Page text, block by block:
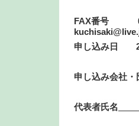
FAX番号
申し込み日
申し込み会社・
代表者氏名